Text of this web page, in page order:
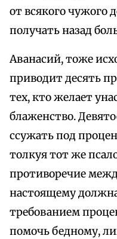
от всякого чужого
получать назад
Аванасий, тоже
приводит десять
тех, кто желает
блаженство.
ссужать под
толкуя тот же
противоречие
настоящему
требованием
помочь бедному,